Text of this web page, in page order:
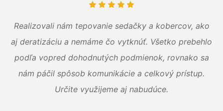
Realizovali nám tepovanie sedačky a kobercov, ako
aj deratizáciu a nemáme čo vytknúť. Všetko prebehlo
podľa vopred dohodnutých podmienok, rovnako sa
nám páčil spôsob komunikácie a celkový prístup.
Určite využijeme aj nabudúce.